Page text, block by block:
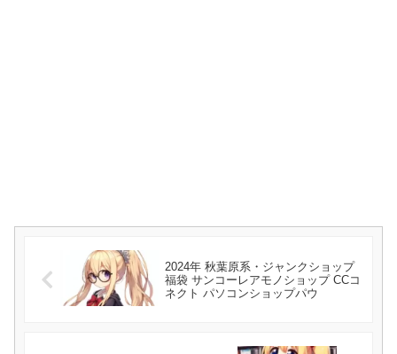
2024年 秋葉原系・ジャンクショップ
福袋 サンコーレアモノショップ CCコ
ネクト パソコンショップパウ